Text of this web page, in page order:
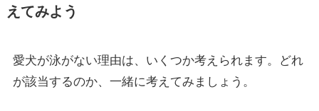
えてみよう
愛犬が泳がない理由は、いくつか考えられます。どれ
が該当するのか、一緒に考えてみましょう。